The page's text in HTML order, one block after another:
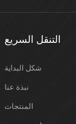
التنقل السريع
شكل البداية
نبذة عنا
المنتجات